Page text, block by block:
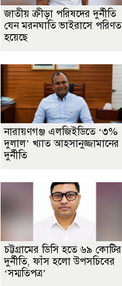
জাতীয় ক্রীড়া পরিষদের দুর্নীতি
যেন মরনঘাতি ভাইরাসে পরিণত
হয়েছে
নারায়ণগঞ্জ এলজিইডিতে ‘৩%
দুলাল’ খ্যাত আহসানুজ্জামানের
দুর্নীতি
চট্টগ্রামের ডিসি হতে ৬৯ কোটির
দুর্নীতি, ফাঁস হলো উপসচিবের
‘সম্মতিপত্র’